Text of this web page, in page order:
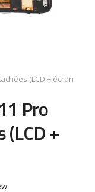
(LCD + écran
Pro
(LCD +